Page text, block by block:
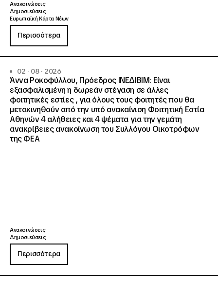
Ανακοινώσεις
Δημοσιεύσεις
Ευρωπαϊκή Κάρτα Νέων
Περισσότερα
02 · 08 · 2026
Άννα Ροκοφύλλου, Πρόεδρος ΙΝΕΔΙΒΙΜ: Είναι
εξασφαλισμένη η δωρεάν στέγαση σε άλλες
φοιτητικές εστίες , για όλους τους φοιτητές που θα
μετακινηθούν από την υπό ανακαίνιση Φοιτητική Εστία
Αθηνών 4 αλήθειες και 4 ψέματα για την γεμάτη
ανακρίβειες ανακοίνωση του Συλλόγου Οικοτρόφων
της ΦΕΑ
Ανακοινώσεις
Δημοσιεύσεις
Περισσότερα